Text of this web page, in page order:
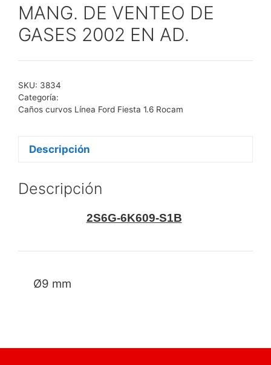
MANG. DE VENTEO DE
GASES 2002 EN AD.
SKU: 3834
Categoría:
Caños curvos Línea Ford Fiesta 1.6 Rocam
Descripción
Descripción
2S6G-6K609-S1B
Ø9 mm